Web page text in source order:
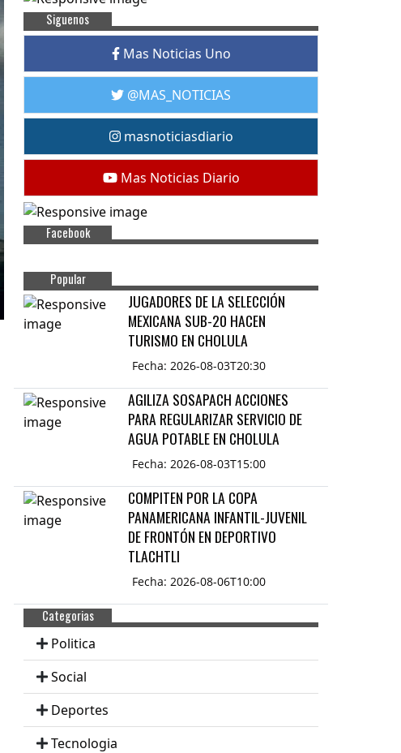
Siguenos
Mas Noticias Uno
@MAS_NOTICIAS
masnoticiasdiario
Mas Noticias Diario
Facebook
Popular
JUGADORES DE LA SELECCIÓN
MEXICANA SUB-20 HACEN
TURISMO EN CHOLULA
Fecha: 2026-08-03T20:30
AGILIZA SOSAPACH ACCIONES
PARA REGULARIZAR SERVICIO DE
AGUA POTABLE EN CHOLULA
Fecha: 2026-08-03T15:00
COMPITEN POR LA COPA
PANAMERICANA INFANTIL-JUVENIL
DE FRONTÓN EN DEPORTIVO
TLACHTLI
Fecha: 2026-08-06T10:00
Categorias
Politica
Social
Deportes
Tecnologia